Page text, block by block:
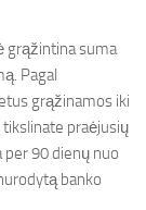
grąžintina suma
Pagal
grąžinamos iki
tikslinate praėjusių
90 dienų nuo
banko